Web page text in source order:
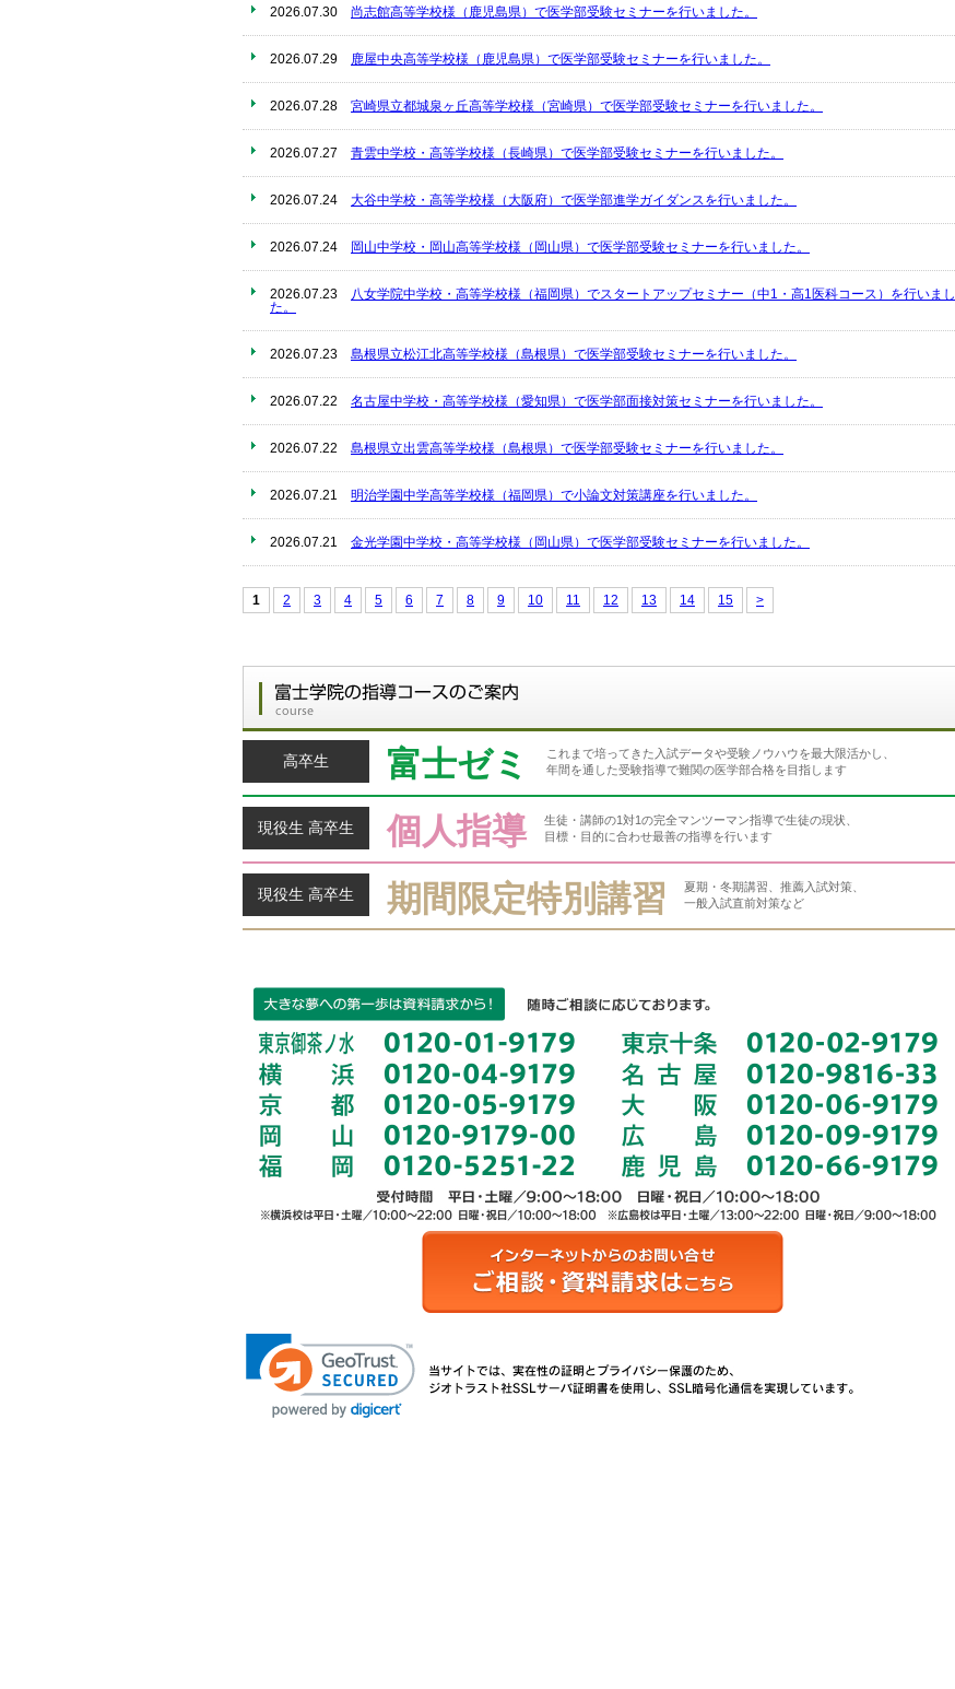
2026.07.30 尚志館高等学校様（鹿児島県）で医学部受験セミナーを行いました。
2026.07.29 鹿屋中央高等学校様（鹿児島県）で医学部受験セミナーを行いました。
2026.07.28 宮崎県立都城泉ヶ丘高等学校様（宮崎県）で医学部受験セミナーを行いました。
2026.07.27 青雲中学校・高等学校様（長崎県）で医学部受験セミナーを行いました。
2026.07.24 大谷中学校・高等学校様（大阪府）で医学部進学ガイダンスを行いました。
2026.07.24 岡山中学校・岡山高等学校様（岡山県）で医学部受験セミナーを行いました。
2026.07.23 八女学院中学校・高等学校様（福岡県）でスタートアップセミナー（中1・高1医科コース）を行いまし
た。
2026.07.23 島根県立松江北高等学校様（島根県）で医学部受験セミナーを行いました。
2026.07.22 名古屋中学校・高等学校様（愛知県）で医学部面接対策セミナーを行いました。
2026.07.22 島根県立出雲高等学校様（島根県）で医学部受験セミナーを行いました。
2026.07.21 明治学園中学高等学校様（福岡県）で小論文対策講座を行いました。
2026.07.21 金光学園中学校・高等学校様（岡山県）で医学部受験セミナーを行いました。
1 2 3 4 5 6 7 8 9 10 11 12 13 14 15 >
高卒生 富士ゼミ
これまで培ってきた入試データや受験ノウハウを最大限活かし、
年間を通した受験指導で難関の医学部合格を目指します
現役生 高卒生 個人指導
生徒・講師の1対1の完全マンツーマン指導で生徒の現状、
目標・目的に合わせ最善の指導を行います
現役生 高卒生 期間限定特別講習
夏期・冬期講習、推薦入試対策、
一般入試直前対策など